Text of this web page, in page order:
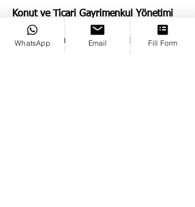
Konut ve Ticari Gayrimenkul Yönetimi
için Hukuki Destek Canko Hukuk Bürosu
, konut
siteleri ve alışveriş merkezlerinin yönetimine
WhatsApp Email Fill Form